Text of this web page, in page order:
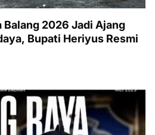
Balang 2026 Jadi Ajang
Bupati Heriyus Resmi